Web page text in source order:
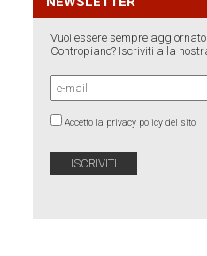
Vuoi essere sempre
Contropiano? Iscriviti alla
Accetto la privacy policy del sito